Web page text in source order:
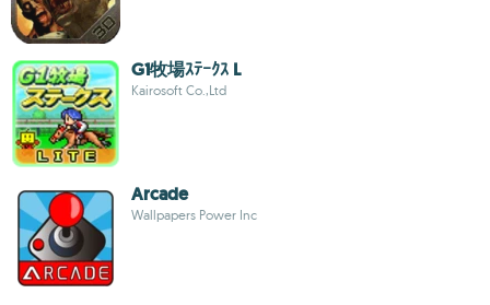
G1牧場ｽﾃｰｸｽ L
Kairosoft Co.,Ltd
Arcade
Wallpapers Power Inc